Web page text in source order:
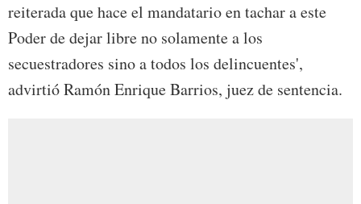
reiterada que hace el mandatario en tachar a este
Poder de dejar libre no solamente a los
secuestradores sino a todos los delincuentes',
advirtió Ramón Enrique Barrios, juez de sentencia.